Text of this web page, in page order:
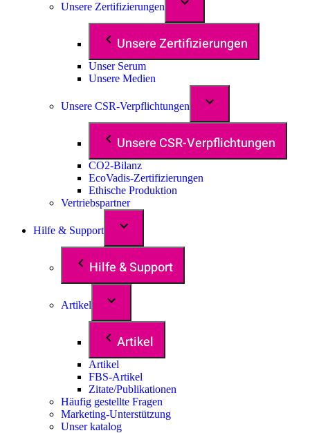
Unsere Zertifizierungen
Unsere Zertifizierungen
Unser Serum
Unsere Medien
Unsere CSR-Verpflichtungen
Unsere CSR-Verpflichtungen
CO2-Bilanz
EcoVadis-Zertifizierungen
Ethische Produktion
Vertriebspartner
Hilfe & Support
Hilfe & Support
Artikel
Artikel
Artikel
FBS-Artikel
Zitate/Publikationen
Häufig gestellte Fragen
Marketing-Unterstützung
Unser katalog